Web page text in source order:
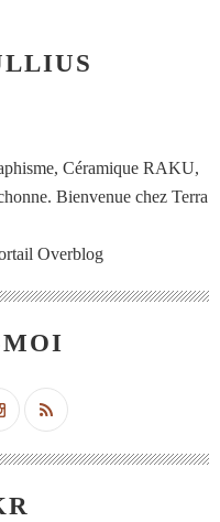
Céramique RAKU,
Bienvenue chez Terra
Overblog